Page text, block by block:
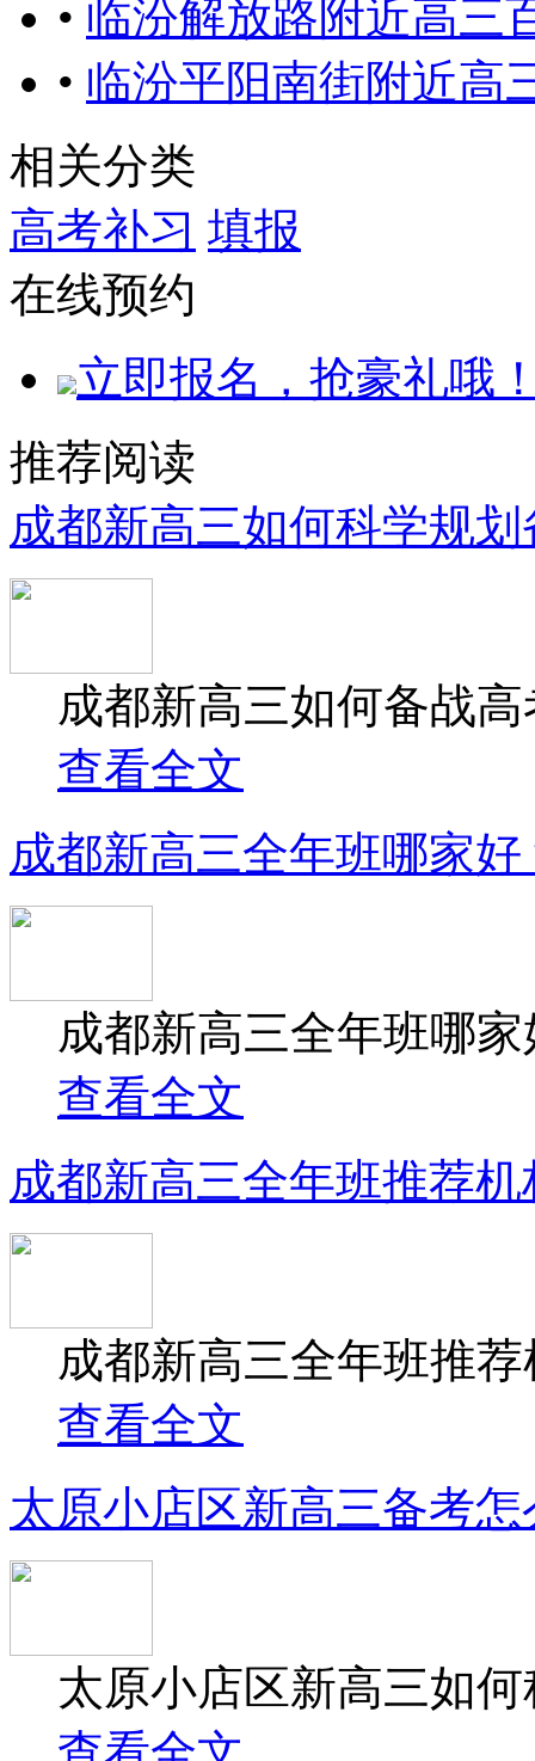
• 临汾解放路附近高三
• 临汾平阳南街附近高
相关分类
高考补习 填报
在线预约
立即报名，抢豪礼哦
推荐阅读
成都新高三如何科学规
成都新高三如何备战
查看全文
成都新高三全年班哪家好
成都新高三全年班哪
查看全文
成都新高三全年班推荐机
成都新高三全年班推
查看全文
太原小店区新高三备考怎
太原小店区新高三如